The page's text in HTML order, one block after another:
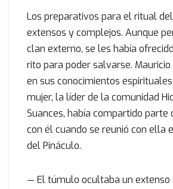
Los preparativos para el ritual
extensos y complejos. Aunque
clan externo, se les había
rito para poder salvarse.
en sus conocimientos
mujer, la líder de la comunidad
Suances, había compartido
con él cuando se reunió con ella
del Pináculo.
— El túmulo ocultaba un extenso